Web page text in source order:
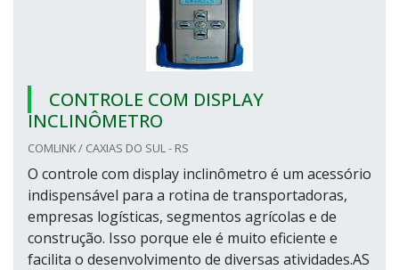
CONTROLE COM DISPLAY
INCLINÔMETRO
COMLINK / CAXIAS DO SUL - RS
O controle com display inclinômetro é um acessório
indispensável para a rotina de transportadoras,
empresas logísticas, segmentos agrícolas e de
construção. Isso porque ele é muito eficiente e
facilita o desenvolvimento de diversas atividades.AS